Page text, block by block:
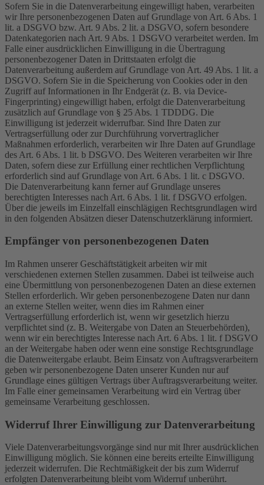
Sofern Sie in die Datenverarbeitung eingewilligt haben, verarbeiten
wir Ihre personenbezogenen Daten auf Grundlage von Art. 6 Abs. 1
lit. a DSGVO bzw. Art. 9 Abs. 2 lit. a DSGVO, sofern besondere
Datenkategorien nach Art. 9 Abs. 1 DSGVO verarbeitet werden. Im
Falle einer ausdrücklichen Einwilligung in die Übertragung
personenbezogener Daten in Drittstaaten erfolgt die
Datenverarbeitung außerdem auf Grundlage von Art. 49 Abs. 1 lit. a
DSGVO. Sofern Sie in die Speicherung von Cookies oder in den
Zugriff auf Informationen in Ihr Endgerät (z. B. via Device-
Fingerprinting) eingewilligt haben, erfolgt die Datenverarbeitung
zusätzlich auf Grundlage von § 25 Abs. 1 TDDDG. Die
Einwilligung ist jederzeit widerrufbar. Sind Ihre Daten zur
Vertragserfüllung oder zur Durchführung vorvertraglicher
Maßnahmen erforderlich, verarbeiten wir Ihre Daten auf Grundlage
des Art. 6 Abs. 1 lit. b DSGVO. Des Weiteren verarbeiten wir Ihre
Daten, sofern diese zur Erfüllung einer rechtlichen Verpflichtung
erforderlich sind auf Grundlage von Art. 6 Abs. 1 lit. c DSGVO.
Die Datenverarbeitung kann ferner auf Grundlage unseres
berechtigten Interesses nach Art. 6 Abs. 1 lit. f DSGVO erfolgen.
Über die jeweils im Einzelfall einschlägigen Rechtsgrundlagen wird
in den folgenden Absätzen dieser Datenschutzerklärung informiert.
Empfänger von personenbezogenen Daten
Im Rahmen unserer Geschäftstätigkeit arbeiten wir mit
verschiedenen externen Stellen zusammen. Dabei ist teilweise auch
eine Übermittlung von personenbezogenen Daten an diese externen
Stellen erforderlich. Wir geben personenbezogene Daten nur dann
an externe Stellen weiter, wenn dies im Rahmen einer
Vertragserfüllung erforderlich ist, wenn wir gesetzlich hierzu
verpflichtet sind (z. B. Weitergabe von Daten an Steuerbehörden),
wenn wir ein berechtigtes Interesse nach Art. 6 Abs. 1 lit. f DSGVO
an der Weitergabe haben oder wenn eine sonstige Rechtsgrundlage
die Datenweitergabe erlaubt. Beim Einsatz von Auftragsverarbeitern
geben wir personenbezogene Daten unserer Kunden nur auf
Grundlage eines gültigen Vertrags über Auftragsverarbeitung weiter.
Im Falle einer gemeinsamen Verarbeitung wird ein Vertrag über
gemeinsame Verarbeitung geschlossen.
Widerruf Ihrer Einwilligung zur Datenverarbeitung
Viele Datenverarbeitungsvorgänge sind nur mit Ihrer ausdrücklichen
Einwilligung möglich. Sie können eine bereits erteilte Einwilligung
jederzeit widerrufen. Die Rechtmäßigkeit der bis zum Widerruf
erfolgten Datenverarbeitung bleibt vom Widerruf unberührt.